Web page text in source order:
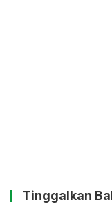
Tinggalkan